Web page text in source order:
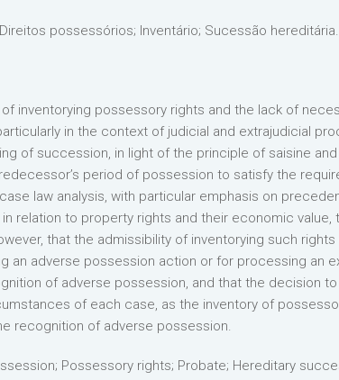
possessórios; Inventário; Sucessão hereditária.
inventorying possessory rights and the lack of
in the context of judicial and extrajudicial
of succession, in light of the principle of saisine
period of possession to satisfy the
law analysis, with particular emphasis on
relation to property rights and their economic value,
that the admissibility of inventorying such
an adverse possession action or for processing an
of adverse possession, and that the decision
of each case, as the inventory of
recognition of adverse possession.
Possessory rights; Probate; Hereditary